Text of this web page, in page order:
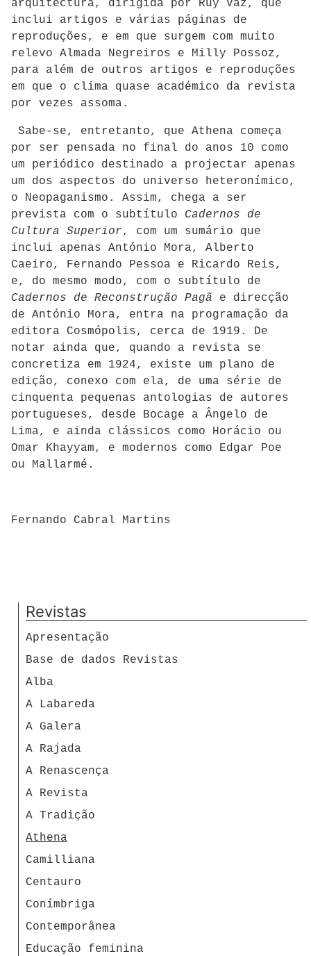
arquitectura, dirigida por Ruy Vaz, que
inclui artigos e várias páginas de
reproduções, e em que surgem com muito
relevo Almada Negreiros e Milly Possoz,
para além de outros artigos e reproduções
em que o clima quase académico da revista
por vezes assoma.
Sabe-se, entretanto, que Athena começa
por ser pensada no final do anos 10 como
um periódico destinado a projectar apenas
um dos aspectos do universo heteronímico,
o Neopaganismo. Assim, chega a ser
prevista com o subtítulo Cadernos de
Cultura Superior, com um sumário que
inclui apenas António Mora, Alberto
Caeiro, Fernando Pessoa e Ricardo Reis,
e, do mesmo modo, com o subtítulo de
Cadernos de Reconstrução Pagã e direcção
de António Mora, entra na programação da
editora Cosmópolis, cerca de 1919. De
notar ainda que, quando a revista se
concretiza em 1924, existe um plano de
edição, conexo com ela, de uma série de
cinquenta pequenas antologias de autores
portugueses, desde Bocage a Ângelo de
Lima, e ainda clássicos como Horácio ou
Omar Khayyam, e modernos como Edgar Poe
ou Mallarmé.
Fernando Cabral Martins
Revistas
Apresentação
Base de dados Revistas
Alba
A Labareda
A Galera
A Rajada
A Renascença
A Revista
A Tradição
Athena
Camilliana
Centauro
Conímbriga
Contemporânea
Educação feminina